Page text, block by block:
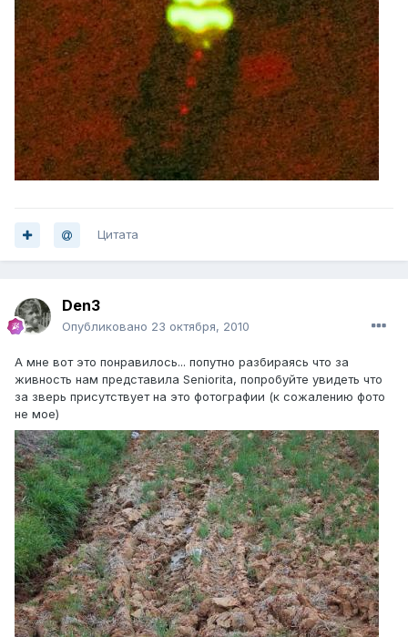
Цитата
Den3
Опубликовано 23 октября, 2010
А мне вот это понравилось... попутно разбираясь что за
живность нам представила Seniorita, попробуйте увидеть что
за зверь присутствует на это фотографии (к сожалению фото
не мое)